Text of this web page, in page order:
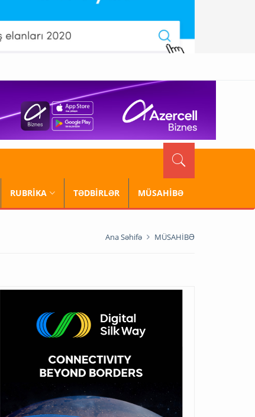
RUBRİKA TƏDBİRLƏR MÜSAHİBƏ
Ana Səhifə MÜSAHİBƏ